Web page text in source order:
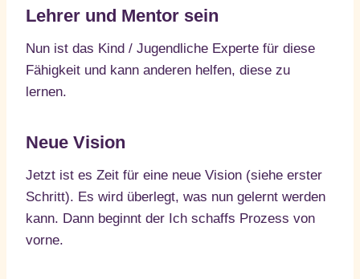
Lehrer und Mentor sein
Nun ist das Kind / Jugendliche Experte für diese
Fähigkeit und kann anderen helfen, diese zu
lernen.
Neue Vision
Jetzt ist es Zeit für eine neue Vision (siehe erster
Schritt). Es wird überlegt, was nun gelernt werden
kann. Dann beginnt der Ich schaffs Prozess von
vorne.